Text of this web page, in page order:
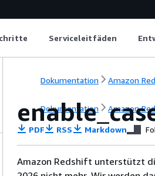
Serviceleitfäden
Dokumentation Amazon
Dokumentation Amazon
PDF RSS Markdown
Amazon Redshift unterstützt